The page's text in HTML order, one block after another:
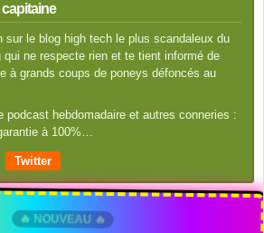
sur le blog high tech le plus scandaleux du
ne respecte rien et te tient informé de
à grands coups de poneys défoncés au
podcast hebdomadaire et autres conneries :
à 100%…
Twitter
🔥 NOUVEAU 🔥